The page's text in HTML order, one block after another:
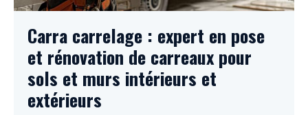
Carra carrelage : expert en pose
et rénovation de carreaux pour
sols et murs intérieurs et
extérieurs